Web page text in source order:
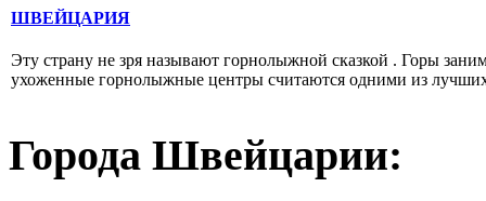
ШВЕЙЦАРИЯ
Эту страну не зря называют горнолыжной сказкой . Горы
ухоженные горнолыжные центры считаются одними из
Города Швейцарии: